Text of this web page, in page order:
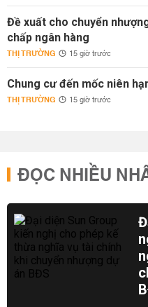
Đề xuất cho chuyển
chấp ngân hàng
THỊ TRƯỜNG 15 giờ trước
Chung cư đến mốc niên
THỊ TRƯỜNG 15 giờ trước
ĐỌC NHIỀU